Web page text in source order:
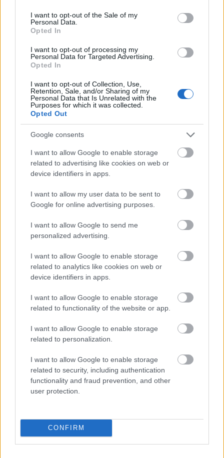
consent section.
I want to opt-out of the Sale of my
Personal Data.
Opted In
I want to opt-out of processing my
Personal Data for Targeted Advertising.
Opted In
I want to opt-out of Collection, Use,
Retention, Sale, and/or Sharing of my
Personal Data that Is Unrelated with the
Purposes for which it was collected.
Opted Out
Google consents
I want to allow Google to enable storage
related to advertising like cookies on web or
device identifiers in apps.
I want to allow my user data to be sent to
Google for online advertising purposes.
I want to allow Google to send me
personalized advertising.
I want to allow Google to enable storage
related to analytics like cookies on web or
device identifiers in apps.
I want to allow Google to enable storage
related to functionality of the website or app.
I want to allow Google to enable storage
related to personalization.
I want to allow Google to enable storage
related to security, including authentication
functionality and fraud prevention, and other
user protection.
CONFIRM
eredeti terv az volt, hogy teljes egészében feldolgozzuk a
Slayer Haunting The Chapel EP-jét. Kezdtük a Chemical
Warfare-rel, majd jött a Haunting The Chapel, de
amikor eljutottunk a Captor Of Sinhez, rájöttünk, hogy
az a dal egyáltalán nem akar lelassulni. Szóval
nekiálltunk saját dalokat írni és örülök, hogy így történt.
Az eredmény a Rage and Ruin lett. Két oldal egy-egy
Slayer dallal a közepén, Slower számokkal közrefogva.
Szuper büszkék vagyunk erre az albumra, már alig
várjuk, hogy ti is hallhassátok!
Amy Tung Barrysmith: "Amikor a saját dalokat
elkezdtük írni, megpróbáltuk tartani azokat a témákat,
amikről a Slayer is írt. Rengeteg Slayer dal szól a
háborúról, aztán amikor először hallottam a Hellfire
riffjét, az első kép ami bevillant, az a vörös tűzeső, ami
a mennyekből hullik alá. A jelenleg a világban zajló
a címe ugrott be, mégpedig arról a képről, ami a
fejemben volt. Innen meg már könnyű volt a
dalszövegeket megírni."